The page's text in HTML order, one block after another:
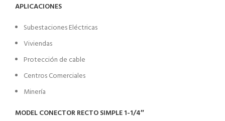
APLICACIONES
Subestaciones Eléctricas
Viviendas
Protección de cable
Centros Comerciales
Minería
MODEL CONECTOR RECTO SIMPLE 1-1/4″